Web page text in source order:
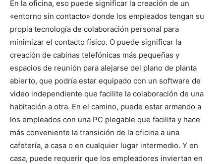
En la oficina, eso puede significar la creación de un
«entorno sin contacto» donde los empleados tengan su
propia tecnología de colaboración personal para
minimizar el contacto físico. O puede significar la
creación de cabinas telefónicas más pequeñas y
espacios de reunión para alejarse del plano de planta
abierto, que podría estar equipado con un software de
video independiente que facilite la colaboración de una
habitación a otra. En el camino, puede estar armando a
los empleados con una PC plegable que facilita y hace
más conveniente la transición de la oficina a una
cafetería, a casa o en cualquier lugar intermedio. Y en
casa, puede requerir que los empleadores inviertan en